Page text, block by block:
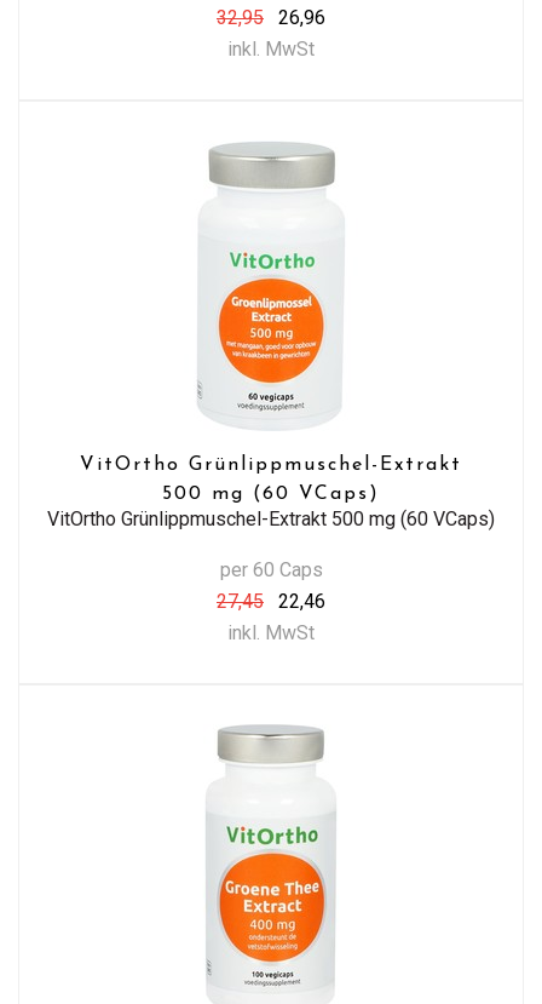
32,95
26,96
inkl. MwSt
VitOrtho Grünlippmuschel-Extrakt
500 mg (60 VCaps)
VitOrtho Grünlippmuschel-Extrakt 500 mg (60 VCaps)
per 60 Caps
27,45
22,46
inkl. MwSt